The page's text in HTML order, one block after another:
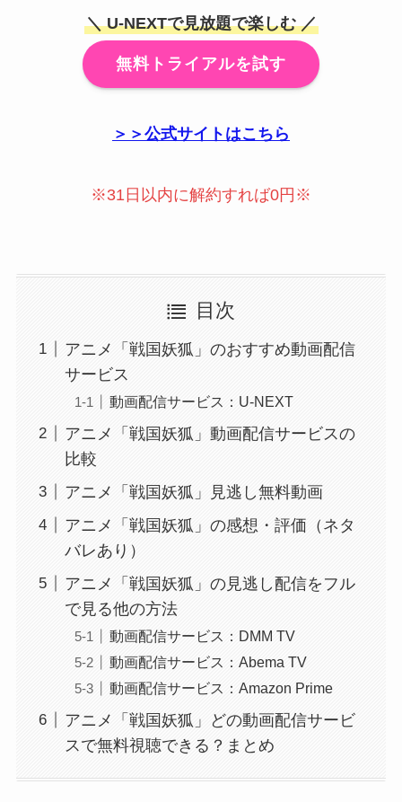
＼ U-NEXTで見放題で楽しむ ／
無料トライアルを試す
＞＞公式サイトはこちら
※31日以内に解約すれば0円※
目次
アニメ「戦国妖狐」のおすすめ動画配信
サービス
動画配信サービス：U-NEXT
アニメ「戦国妖狐」動画配信サービスの
比較
アニメ「戦国妖狐」見逃し無料動画
アニメ「戦国妖狐」の感想・評価（ネタ
バレあり）
アニメ「戦国妖狐」の見逃し配信をフル
で見る他の方法
動画配信サービス：DMM TV
動画配信サービス：Abema TV
動画配信サービス：Amazon Prime
アニメ「戦国妖狐」どの動画配信サービ
スで無料視聴できる？まとめ